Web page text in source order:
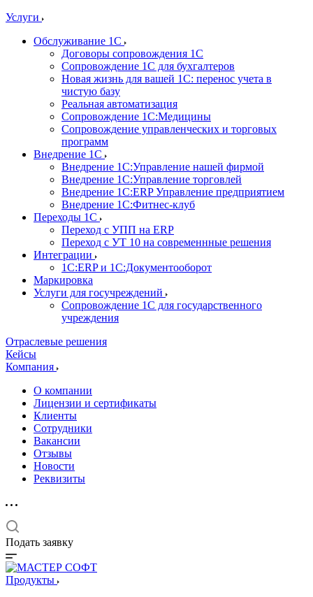
Услуги
Обслуживание 1С
Договоры сопровождения 1С
Сопровождение 1С для бухгалтеров
Новая жизнь для вашей 1С: перенос учета в
чистую базу
Реальная автоматизация
Сопровождение 1С:Медицины
Сопровождение управленческих и торговых
программ
Внедрение 1С
Внедрение 1С:Управление нашей фирмой
Внедрение 1С:Управление торговлей
Внедрение 1С:ERP Управление предприятием
Внедрение 1С:Фитнес-клуб
Переходы 1С
Переход с УПП на ERP
Переход с УТ 10 на современнные решения
Интеграции
1С:ERP и 1С:Документооборот
Маркировка
Услуги для госучреждений
Сопровождение 1С для государственного
учреждения
Отраслевые решения
Кейсы
Компания
О компании
Лицензии и сертификаты
Клиенты
Сотрудники
Вакансии
Отзывы
Новости
Реквизиты
Подать заявку
Продукты